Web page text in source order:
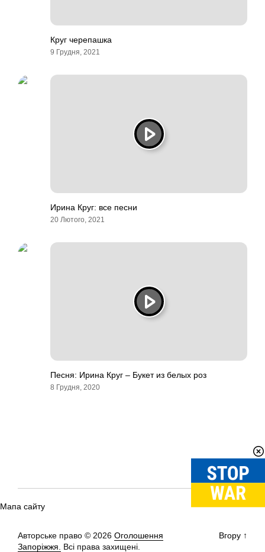
Круг черепашка
9 Грудня, 2021
Ирина Круг: все песни
20 Лютого, 2021
Песня: Ирина Круг – Букет из белых роз
8 Грудня, 2020
Мапа сайту
Авторське право © 2026 Оголошення
Запоріжжя.
Всі права захищені.
Вгору ↑